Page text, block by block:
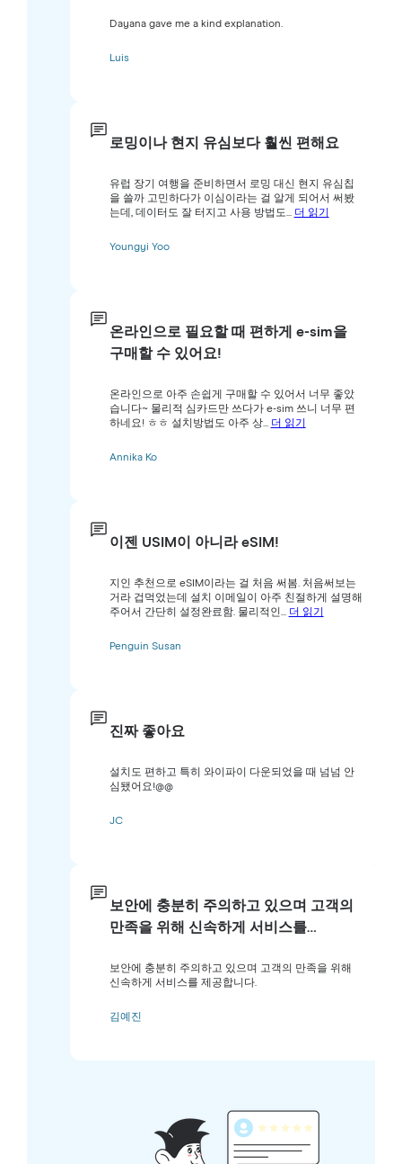
Dayana gave me a kind explanation.
Luis
로밍이나 현지 유심보다 훨씬 편해요
유럽 장기 여행을 준비하면서 로밍 대신 현지 유심칩
을 쓸까 고민하다가 이심이라는 걸 알게 되어서 써봤
는데, 데이터도 잘 터지고 사용 방법도... 더 읽기
Youngyi Yoo
온라인으로 필요할 때 편하게 e-sim을
구매할 수 있어요!
온라인으로 아주 손쉽게 구매할 수 있어서 너무 좋았
습니다~ 물리적 심카드만 쓰다가 e-sim 쓰니 너무 편
하네요! ㅎㅎ 설치방법도 아주 상... 더 읽기
Annika Ko
이젠 USIM이 아니라 eSIM!
지인 추천으로 eSIM이라는 걸 처음 써봄. 처음써보는
거라 겁먹었는데 설치 이메일이 아주 친절하게 설명해
주어서 간단히 설정완료함. 물리적인... 더 읽기
Penguin Susan
진짜 좋아요
설치도 편하고 특히 와이파이 다운되었을 때 넘넘 안
심됐어요!@@
JC
보안에 충분히 주의하고 있으며 고객의
만족을 위해 신속하게 서비스를…
보안에 충분히 주의하고 있으며 고객의 만족을 위해
신속하게 서비스를 제공합니다.
김예진